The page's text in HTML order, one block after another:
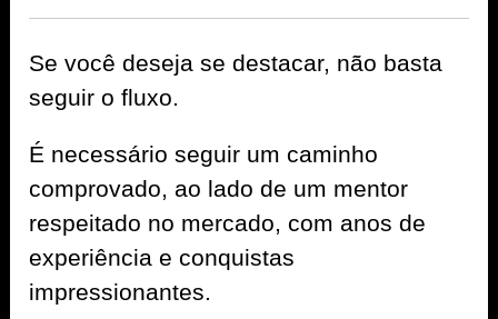
Se você deseja se destacar, não basta
seguir o fluxo.
É necessário seguir um caminho
comprovado, ao lado de um mentor
respeitado no mercado, com anos de
experiência e conquistas
impressionantes.